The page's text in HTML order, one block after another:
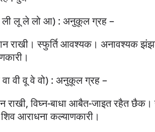
ली लू ले लो आ) : अनुकूल ग्रह –
राखी। स्फुर्ति आवश्यक। अनावश्यक
वी वू वे वो) : अनुकूल ग्रह –
राखी, विघ्न-बाधा आबैत-जाइत रहैत
आराधना कल्याणकारी।